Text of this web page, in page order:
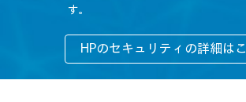
す。
HPのセキュリティの詳細は